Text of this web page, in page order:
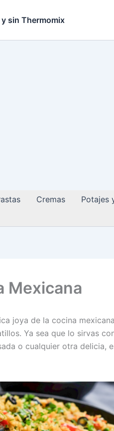
sin Thermomix
Cremas Potajes
Mexicana
joya de la cocina
Ya sea que lo sirvas
o cualquier otra delicia,